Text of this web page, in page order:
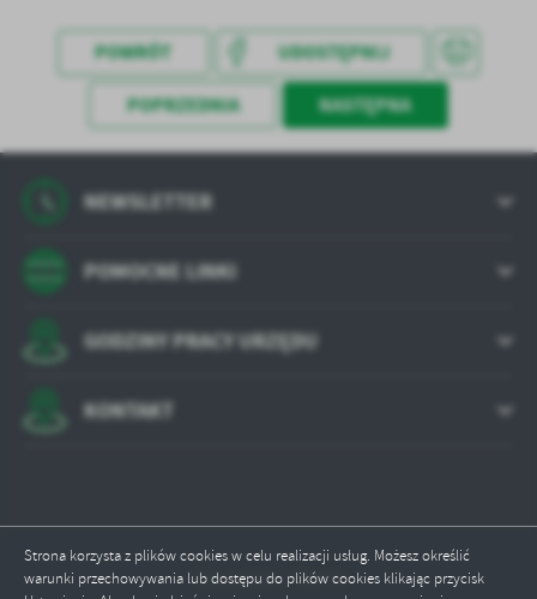
Strona korzysta z plików cookies w celu realizacji usług. Możesz określić
warunki przechowywania lub dostępu do plików cookies klikając przycisk
POWRÓT UDOSTĘPNIJ
POPRZEDNIA NASTĘPNA
POMOCNE LINKI
NEWSLETTER
GODZINY PRACY URZĘDU
KONTAKT
Odwiedzin: 790176